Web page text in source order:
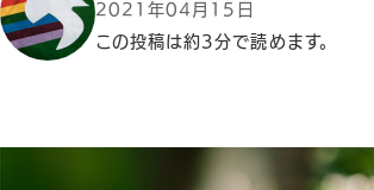
2021年04月15日
この投稿は約3分で読めます。